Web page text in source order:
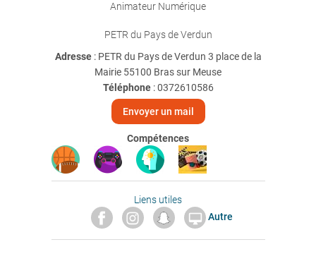
Animateur Numérique
PETR du Pays de Verdun
Adresse : PETR du Pays de Verdun 3 place de la
Mairie 55100 Bras sur Meuse
Téléphone:0372610586
Envoyer un mail
Compétences
Liens utiles
 Autre